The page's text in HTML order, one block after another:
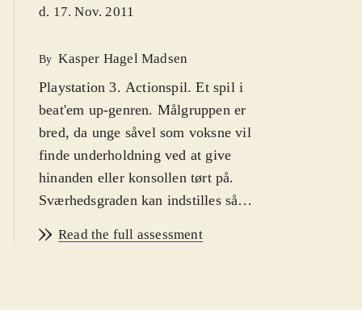
d. 17. Nov. 2011
By Kasper Hagel Madsen
Playstation 3. Actionspil. Et spil i
beat'em up-genren. Målgruppen er
bred, da unge såvel som voksne vil
finde underholdning ved at give
hinanden eller konsollen tørt på.
Sværhedsgraden kan indstilles så
Ikon for vold. PEGI: 16.
en PS3 remasteret udgave. Takket
Read the full assessment